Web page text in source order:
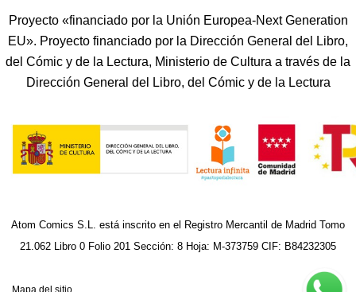
Proyecto «financiado por la Unión Europea-Next Generation
EU». Proyecto financiado por la Dirección General del Libro,
del Cómic y de la Lectura, Ministerio de Cultura a través de la
Dirección General del Libro, del Cómic y de la Lectura
Atom Comics S.L. está inscrito en el Registro Mercantil de Madrid Tomo
21.062 Libro 0 Folio 201 Sección: 8 Hoja: M-373759 CIF: B84232305
Mapa del sitio